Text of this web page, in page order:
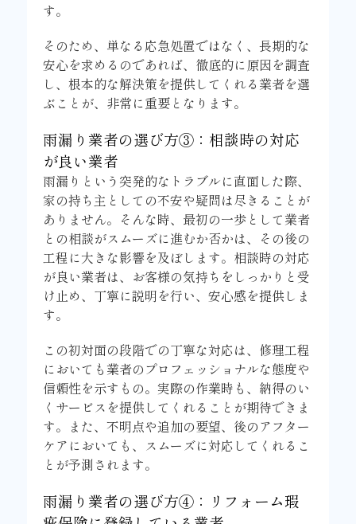
す。
そのため、単なる応急処置ではなく、長期的な
安心を求めるのであれば、徹底的に原因を調査
し、根本的な解決策を提供してくれる業者を選
ぶことが、非常に重要となります。
雨漏り業者の選び方③：相談時の対応
が良い業者
雨漏りという突発的なトラブルに直面した際、
家の持ち主としての不安や疑問は尽きることが
ありません。そんな時、最初の一歩として業者
との相談がスムーズに進むか否かは、その後の
工程に大きな影響を及ぼします。相談時の対応
が良い業者は、お客様の気持ちをしっかりと受
け止め、丁寧に説明を行い、安心感を提供しま
す。
この初対面の段階での丁寧な対応は、修理工程
においても業者のプロフェッショナルな態度や
信頼性を示すもの。実際の作業時も、納得のい
くサービスを提供してくれることが期待できま
す。また、不明点や追加の要望、後のアフター
ケアにおいても、スムーズに対応してくれるこ
とが予測されます。
雨漏り業者の選び方④：リフォーム瑕